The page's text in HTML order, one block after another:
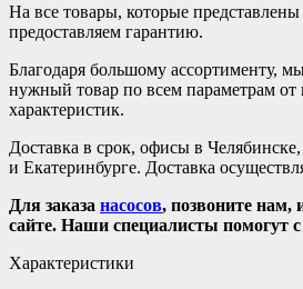
На все товары, которые
предоставляем гарантию.
Благодаря большому ассортименту,
нужный товар по всем параметрам
характеристик.
Доставка в срок, офисы в
и Екатеринбурге. Доставка
Для заказа насосов, позвоните нам,
сайте. Наши специалисты помогут
Характеристики